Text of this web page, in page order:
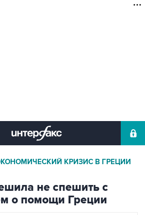
КРИЗИС В ГРЕЦИИ
не спешить с
о помощи Греции